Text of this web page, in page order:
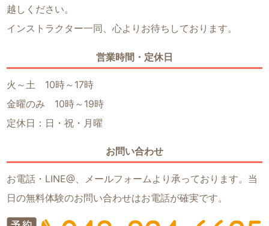
越しください。
インストラクター一同、心よりお待ちしております。
営業時間・定休日
火～土 10時～17時
金曜のみ 10時～19時
定休日：日・祝・月曜
お問い合わせ
お電話・LINE@、メールフォームより承っております。当
日の無料体験のお問い合わせはお電話が確実です。